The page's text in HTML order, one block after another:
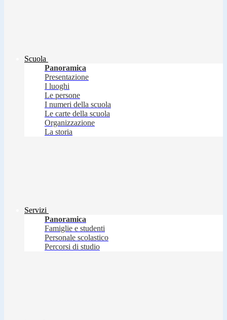
Scuola
Panoramica
Presentazione
I luoghi
Le persone
I numeri della scuola
Le carte della scuola
Organizzazione
La storia
Servizi
Panoramica
Famiglie e studenti
Personale scolastico
Percorsi di studio